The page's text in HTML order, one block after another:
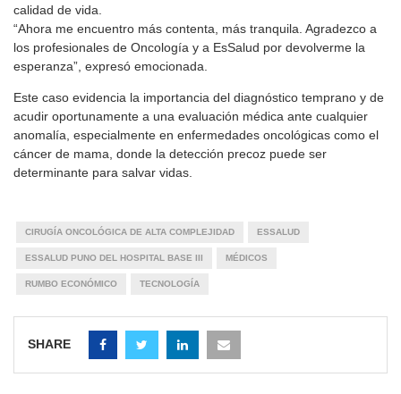
calidad de vida.
“Ahora me encuentro más contenta, más tranquila. Agradezco a
los profesionales de Oncología y a EsSalud por devolverme la
esperanza”, expresó emocionada.
Este caso evidencia la importancia del diagnóstico temprano y de
acudir oportunamente a una evaluación médica ante cualquier
anomalía, especialmente en enfermedades oncológicas como el
cáncer de mama, donde la detección precoz puede ser
determinante para salvar vidas.
CIRUGÍA ONCOLÓGICA DE ALTA COMPLEJIDAD ESSALUD
ESSALUD PUNO DEL HOSPITAL BASE III MÉDICOS
RUMBO ECONÓMICO TECNOLOGÍA
SHARE